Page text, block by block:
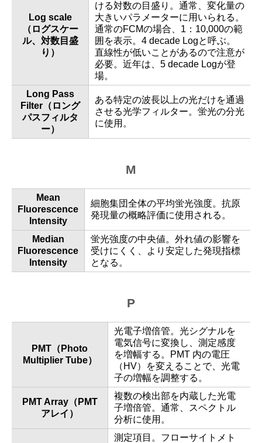
Log scale
（ログスケー
ル、対数目盛
り）
ける対数の目盛り。通常、変化量の
大きいパラメーターに用いられる。
通常のFCMの場合、1：10,000の範
囲を表示。4 decade Logと呼ぶ。
直線性が低いことがあるので注意が
必要。近年は、5 decade Logが登
場。
Long Pass
Filter（ロング
パスフィルタ
ー）
ある特定の波長以上の光だけを通過
させる光学フィルター。蛍光の分光
に使用。
M
Mean
Fluorescence
Intensity
細胞集団全体の平均蛍光強度。抗原
発現量の概略評価に使用される。
Median
Fluorescence
Intensity
蛍光強度の中央値。外れ値の影響を
受けにくく、より安定した発現指標
となる。
P
PMT（Photo
Multiplier Tube）
光電子増倍管。光シグナルを
電気信号に変換し、測定感度
を増幅する。PMT 内の電圧
（HV）を変えることで、光電
子の増幅を調整する。
PMT Array（PMT
アレイ）
複数の検出部を内蔵した光電
子増倍管。通常、スペクトル
分析に使用。
測定項目。フローサイトメト